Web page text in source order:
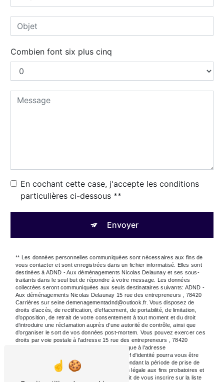
Combien font six plus cinq
En cochant cette case, j'accepte les conditions
particulières ci-dessous **
Envoyer
** Les données personnelles communiquées sont nécessaires aux fins de
vous contacter et sont enregistrées dans un fichier informatisé. Elles sont
destinées à ADND - Aux déménagements Nicolas Delaunay et ses sous-
traitants dans le seul but de répondre à votre message. Les données
collectées seront communiquées aux seuls destinataires suivants: ADND -
Aux déménagements Nicolas Delaunay 15 rue des entrepreneurs , 78420
Carrières sur seine demenagementadnd@outlook.fr. Vous disposez de
droits d’accès, de rectification, d’effacement, de portabilité, de limitation,
d’opposition, de retrait de votre consentement à tout moment et du droit
d’introduire une réclamation auprès d’une autorité de contrôle, ainsi que
d’organiser le sort de vos données post-mortem. Vous pouvez exercer ces
droits par voie postale à l'adresse 15 rue des entrepreneurs , 78420
Carrières sur seine ou par courrier électronique à l'adresse
demenagementadnd@outlook.fr. Un justificatif d'identité pourra vous être
demandé. Nous conservons vos données pendant la période de prise de
contact puis pendant la durée de prescription légale aux fins probatoires et
de gestion des contentieux. Vous avez le droit de vous inscrire sur la liste